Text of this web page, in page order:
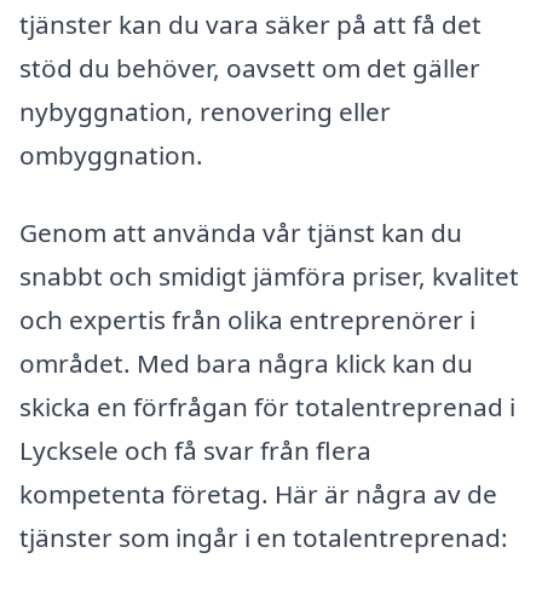
tjänster kan du vara säker på att få det
stöd du behöver, oavsett om det gäller
nybyggnation, renovering eller
ombyggnation.
Genom att använda vår tjänst kan du
snabbt och smidigt jämföra priser, kvalitet
och expertis från olika entreprenörer i
området. Med bara några klick kan du
skicka en förfrågan för totalentreprenad i
Lycksele och få svar från flera
kompetenta företag. Här är några av de
tjänster som ingår i en totalentreprenad: